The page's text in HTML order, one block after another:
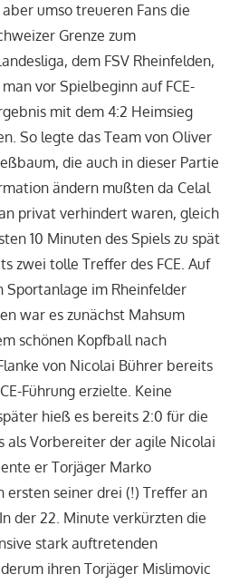
umso treueren Fans die
Grenze zum
dem FSV Rheinfelden,
vor Spielbeginn auf FCE-
mit dem 4:2 Heimsieg
So legte das Team von Oliver
die auch in dieser Partie
ändern mußten da Celal
privat verhindert waren, gleich
10 Minuten des Spiels zu spät
zwei tolle Treffer des FCE. Auf
Sportanlage im Rheinfelder
war es zunächst Mahsum
schönen Kopfball nach
von Nicolai Bührer bereits
Führung erzielte. Keine
hieß es bereits 2:0 für die
als Vorbereiter der agile Nicolai
er Torjäger Marko
ersten seiner drei (!) Treffer an
der 22. Minute verkürzten die
stark auftretenden
ihren Torjäger Mislimovic